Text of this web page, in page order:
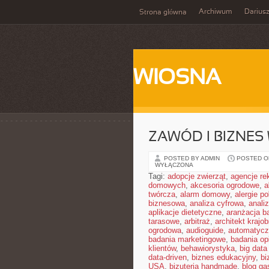
Strona główna Archiwum Dariusz
WIOSNA
ZAWÓD I BIZNES
POSTED BY ADMIN POSTED
WYŁĄCZONA
Tagi: adopcje zwierząt, agencje
domowych, akcesoria ogrodowe,
twórcza, alarm domowy, alergie
biznesowa, analiza cyfrowa,
aplikacje dietetyczne, aranżacja
tarasowe, arbitraż, architekt
ogrodowa, audioguide,
badania marketingowe, badania
klientów, behawiorystyka, big
data-driven, biznes edukacyjny,
USA, bizuteria handmade, blog